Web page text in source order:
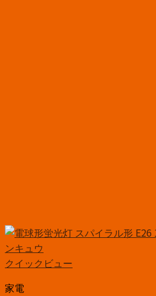
クイックビュー
家電